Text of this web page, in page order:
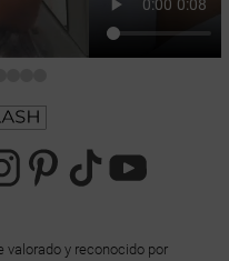
valorado y reconocido por